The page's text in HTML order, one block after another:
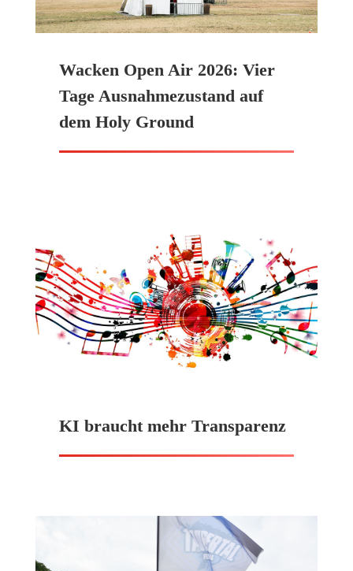
Wacken Open Air 2026: Vier
Tage Ausnahmezustand auf
dem Holy Ground
KI braucht mehr Transparenz